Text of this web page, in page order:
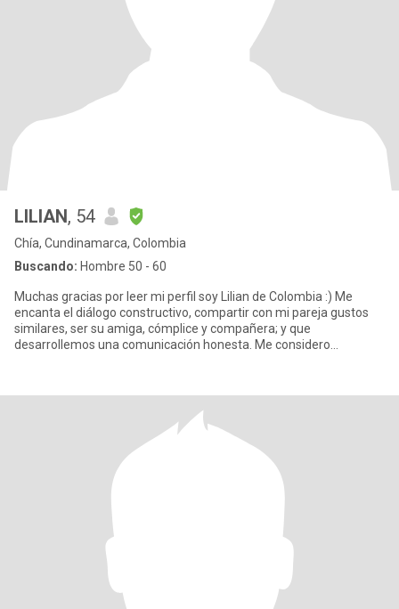
LILIAN, 54
Chía, Cundinamarca, Colombia
Buscando: Hombre 50 - 60
Muchas gracias por leer mi perfil soy Lilian de Colombia :) Me
encanta el diálogo constructivo, compartir con mi pareja gustos
similares, ser su amiga, cómplice y compañera; y que
desarrollemos una comunicación honesta. Me considero